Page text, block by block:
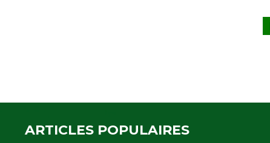
ARTICLES POPULAIRES